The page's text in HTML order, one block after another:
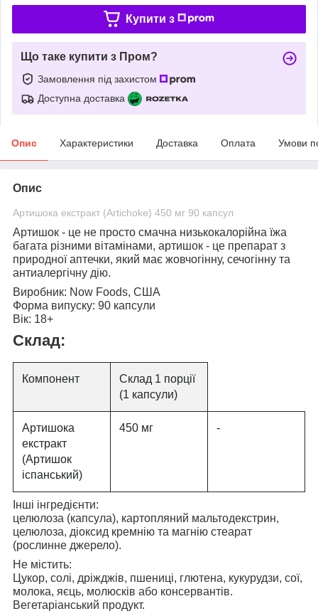
Купити з
Що таке купити з Пром?
Замовлення під захистом
Доступна доставка
Опис Характеристики Доставка Оплата Умови
Опис
Артишока екстракт (Artichoke) 450 мг 90 капсул
Артишок - це не просто смачна низькокалорійна їжа
багата різними вітамінами, артишок - це препарат з
природної аптечки, який має жовчогінну, сечогінну та
антиалергічну дію.
Виробник: Now Foods, США
Форма випуску: 90 капсули
Вік: 18+
Склад:
Компонент
Склад 1 порції
(1 капсули)
Артишока
екстракт
(Артишок
іспанський)
450 мг -
Інші інгредієнти:
целюлоза (капсула), картопляний мальтодекстрин,
целюлоза, діоксид кремнію та магнію стеарат
(рослинне джерело).
Не містить:
Цукор, солі, дріжджів, пшениці, глютена, кукурудзи, сої,
молока, яєць, молюсків або консервантів.
Вегетаріанський продукт.